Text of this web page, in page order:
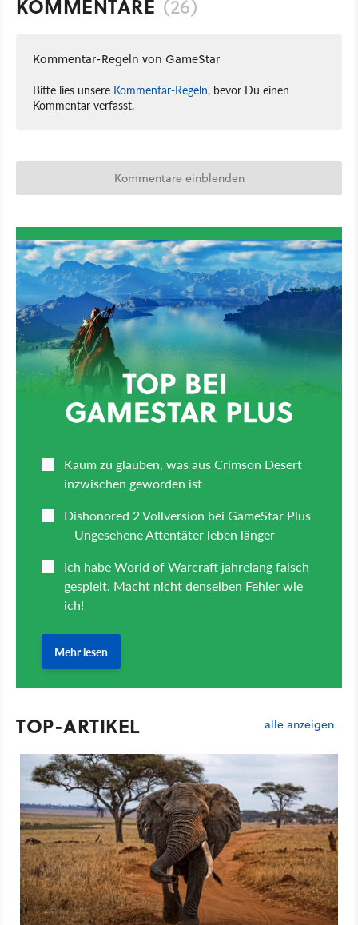
KOMMENTARE (26)
Kommentar-Regeln von GameStar
Bitte lies unsere Kommentar-Regeln, bevor Du einen
Kommentar verfasst.
Kommentare einblenden
TOP-ARTIKEL alle anzeigen